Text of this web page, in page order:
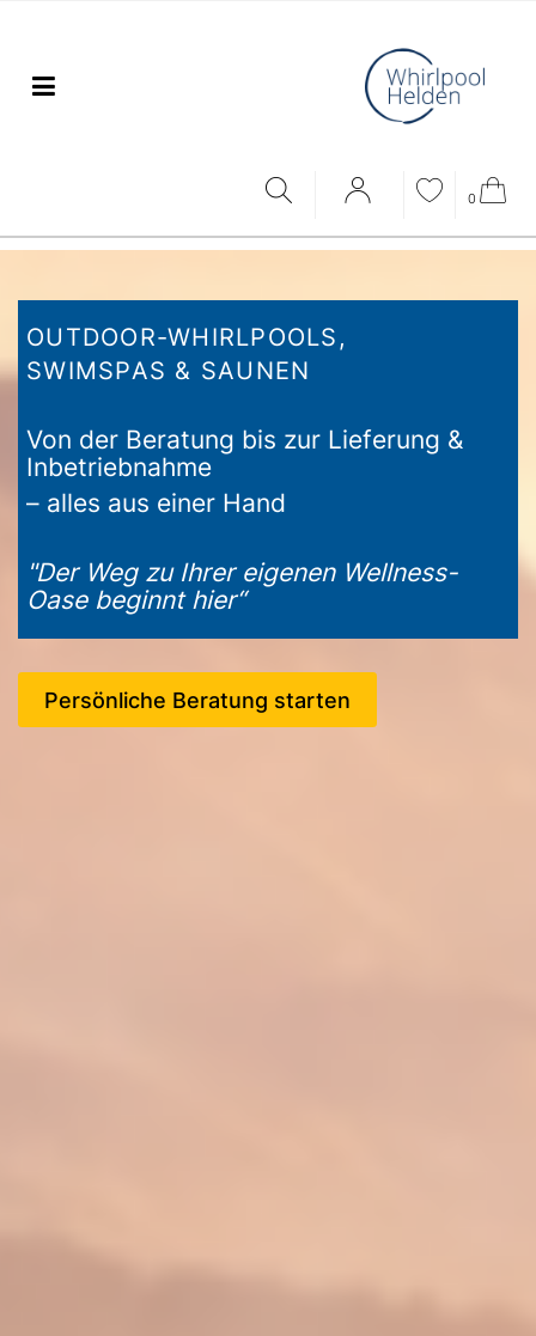
0
OUTDOOR-WHIRLPOOLS,
SWIMSPAS & SAUNEN
Von der Beratung bis zur Lieferung &
Inbetriebnahme
– alles aus einer Hand
"Der Weg zu Ihrer eigenen Wellness-
Oase beginnt hier“
Persönliche Beratung starten